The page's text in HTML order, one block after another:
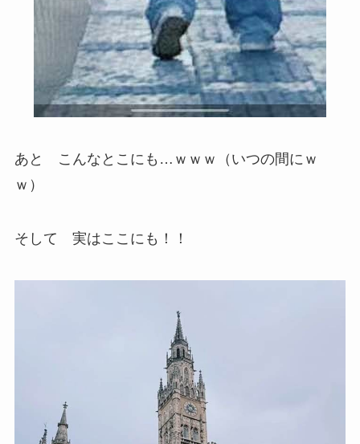
あと こんなとこにも…ｗｗｗ（いつの間にｗ
ｗ）
そして 実はここにも！！